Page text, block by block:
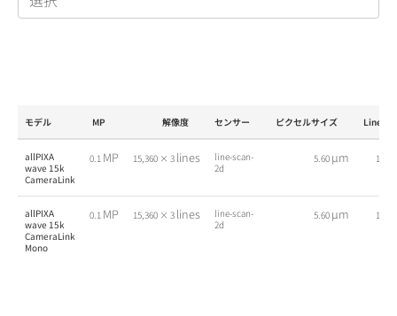
モデル MP 解像度 センサー ピクセルサイズ Line
allPIXA
wave 15k
CameraLink
0.1 MP 15,360 × 3 lines
line-scan-
2d
5.60 µm 18.0
allPIXA
wave 15k
CameraLink
Mono
0.1 MP 15,360 × 3 lines
line-scan-
2d
5.60 µm 18.0